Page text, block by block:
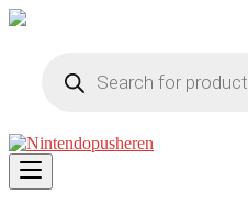
search
Skip
to
content